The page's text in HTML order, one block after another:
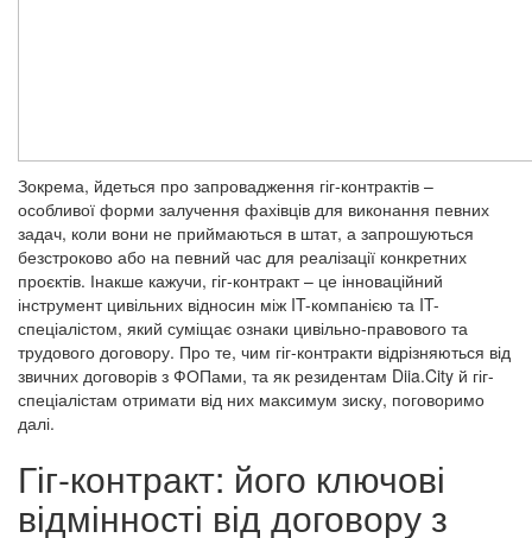
Зокрема, йдеться про запровадження гіг-контрактів –
особливої форми залучення фахівців для виконання певних
задач, коли вони не приймаються в штат, а запрошуються
безстроково або на певний час для реалізації конкретних
проєктів. Інакше кажучи, гіг-контракт – це інноваційний
інструмент цивільних відносин між IT-компанією та IT-
спеціалістом, який суміщає ознаки цивільно-правового та
трудового договору. Про те, чим гіг-контракти відрізняються від
звичних договорів з ФОПами, та як резидентам Diia.City й гіг-
спеціалістам отримати від них максимум зиску, поговоримо
далі.
Гіг-контракт: його ключові
відмінності від договору з